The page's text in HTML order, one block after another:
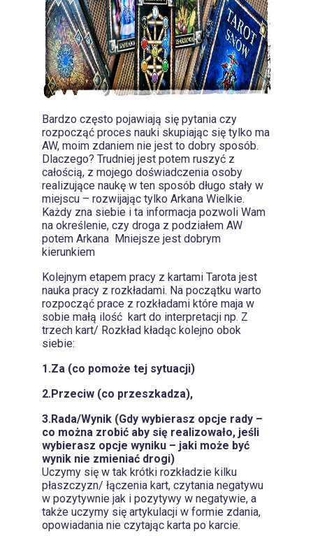
Bardzo często pojawiają się pytania czy
rozpocząć proces nauki skupiając się tylko ma
AW, moim zdaniem nie jest to dobry sposób.
Dlaczego? Trudniej jest potem ruszyć z
całością, z mojego doświadczenia osoby
realizujące naukę w ten sposób długo stały w
miejscu – rozwijając tylko Arkana Wielkie.
Każdy zna siebie i ta informacja pozwoli Wam
na określenie, czy droga z podziałem AW
potem Arkana Mniejsze jest dobrym
kierunkiem
Kolejnym etapem pracy z kartami Tarota jest
nauka pracy z rozkładami. Na początku warto
rozpocząć prace z rozkładami które maja w
sobie małą ilość kart do interpretacji np. Z
trzech kart/ Rozkład kładąc kolejno obok
siebie:
1.Za (co pomoże tej sytuacji)
2.Przeciw (co przeszkadza),
3.Rada/Wynik (Gdy wybierasz opcje rady –
co można zrobić aby się realizowało, jeśli
wybierasz opcje wyniku – jaki może być
wynik nie zmieniać drogi)
Uczymy się w tak krótki rozkładzie kilku
płaszczyzn/ łączenia kart, czytania negatywu
w pozytywnie jak i pozytywy w negatywie, a
także uczymy się artykulacji w formie zdania,
opowiadania nie czytając karta po karcie.